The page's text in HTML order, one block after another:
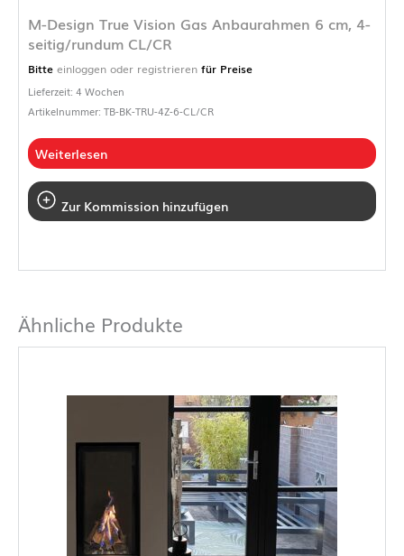
M-Design True Vision Gas Anbaurahmen 6 cm, 4-
seitig/rundum CL/CR
Bitte einloggen oder registrieren für Preise
Lieferzeit: 4 Wochen
Artikelnummer: TB-BK-TRU-4Z-6-CL/CR
Weiterlesen
Zur Kommission hinzufügen
Ähnliche Produkte